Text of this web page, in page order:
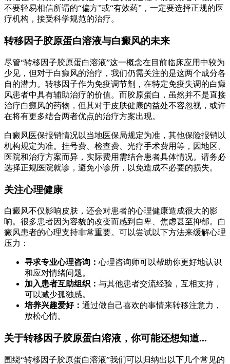
不要轻易相信所谓的“偏方”或“有效药”，一定要选择正规的医
疗机构，接受科学规范的治疗。
转移因子胶原蛋白溶液与白癜风的未来
尽管“转移因子胶原蛋白溶液”这一概念在目前临床应用中较为
少见，但对于白癜风的治疗，我们仍需关注的是这两个成分各
自的潜力。转移因子作为免疫调节剂，在特定免疫失调的白癜
风患者中具有辅助治疗的价值。而胶原蛋白，虽然并不是直接
治疗白癜风的药物，但其对于皮肤健康的益处不容忽视，或许
在将有更多结合两者优点的治疗方案出现。
白癜风医保报销情况以当地医保局规定为准，其他保险报销以
机构规定为准。挂号费、检查费、光疗手术费用等，因地区、
医院和治疗方案而异，实际费用需结合患者具体情况。请务必
选择正规医院就诊，避免小诊所，以免造成不必要的损失。
关注心理健康
白癜风不仅影响皮肤，还会对患者的心理健康造成很大的影
响。很多患者因为容貌的改变而感到自卑、焦虑甚至抑郁。白
癜风患者的心理支持非常重要。可以尝试以下方法来缓解心理
压力：
寻求专业心理咨询： 心理咨询师可以帮助你更好地认识
和应对情绪问题。
加入患者互助组织： 与其他患者交流经验，互相支持，
可以减少孤独感。
培养兴趣爱好： 通过做自己喜欢的事情来转移注意力，
放松心情。
关于转移因子胶原蛋白溶液，你可能还想知道...
围绕“转移因子胶原蛋白溶液”我们可以归纳出以下几个常见的